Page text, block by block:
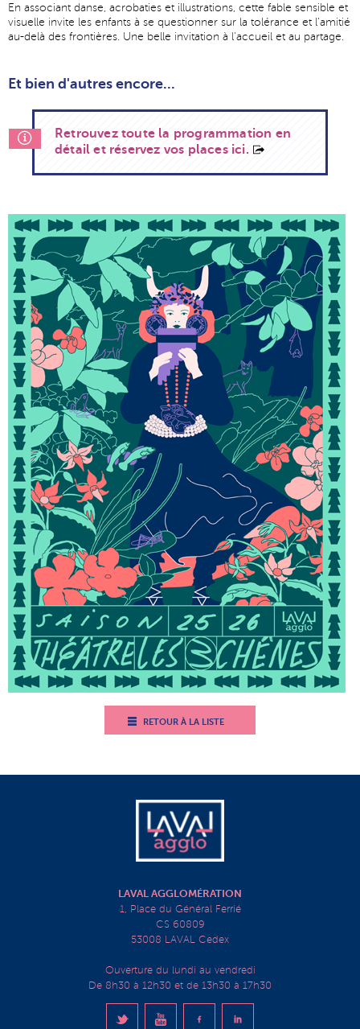
En associant danse, acrobaties et illustrations, cette fable sensible et
visuelle invite les enfants à se questionner sur la tolérance et l'amitié
au-delà des frontières. Une belle invitation à l'accueil et au partage.
Et bien d'autres encore...
Retrouvez toute la programmation en
détail et réservez vos places ici.
RETOUR À LA LISTE
LAVAL AGGLOMÉRATION
1, Place du Général Ferrié
CS 60809
53008 LAVAL Cedex
Ouverture du lundi au vendredi
De 8h30 à 12h30 et de 13h30 à 17h30